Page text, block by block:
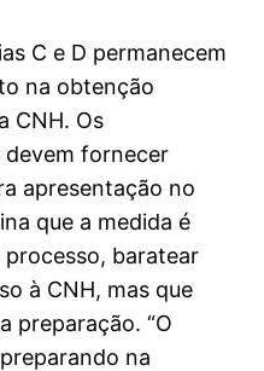
C e D permanecem
na obtenção
CNH. Os
fornecer
apresentação no
que a medida é
baratear
à CNH, mas que
preparação. “O
na